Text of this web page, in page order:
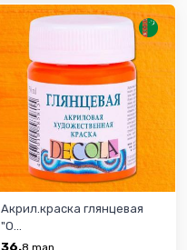
Акрил.краска глянцевая
"О...
36.